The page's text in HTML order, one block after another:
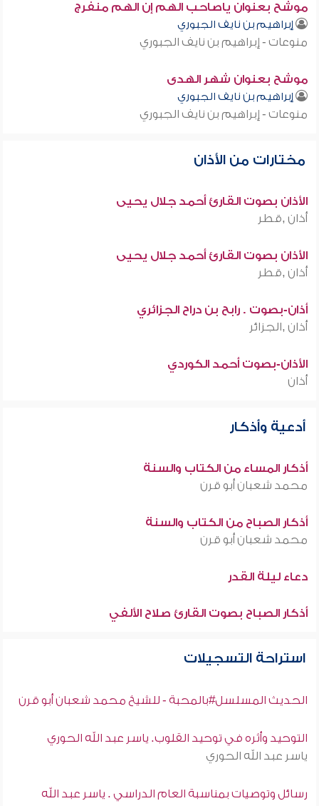
موشح بعنوان ياصاحب الهم إن الهم منفرج
إبراهيم بن نايف الجبوري
منوعات - إبراهيم بن نايف الجبوري
موشح بعنوان شهر الهدى
إبراهيم بن نايف الجبوري
منوعات - إبراهيم بن نايف الجبوري
مختارات من الأذان
الأذان بصوت القارئ أحمد جلال يحيى
أذان ,قطر
الأذان بصوت القارئ أحمد جلال يحيى
أذان ,قطر
أذان-بصوت . رابح بن دراح الجزائري
أذان ,الجزائر
الأذان-بصوت أحمد الكوردي
أذان
أدعية وأذكار
أذكار المساء من الكتاب والسنة
محمد شعبان أبو قرن
أذكار الصباح من الكتاب والسنة
محمد شعبان أبو قرن
دعاء ليلة القدر
أذكار الصباح بصوت القارئ صلاح الألفي
استراحة التسجيلات
الحديث المسلسل#بالمحبة - للشيخ محمد شعبان أبو قرن
التوحيد وأثره في توحيد القلوب. ياسر عبد الله الحوري
ياسر عبد الله الحوري
رسائل وتوصيات بمناسبة العام الدراسي . ياسر عبد الله